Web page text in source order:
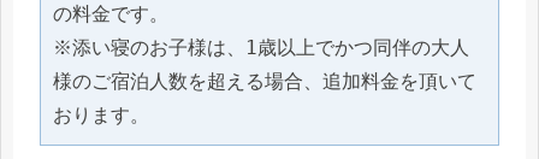
の料金です。
※添い寝のお子様は、1歳以上でかつ同伴の大人
様のご宿泊人数を超える場合、追加料金を頂いて
おります。